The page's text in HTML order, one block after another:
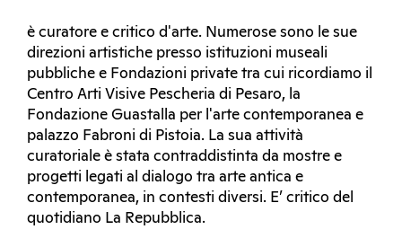
è curatore e critico d'arte. Numerose sono le sue
direzioni artistiche presso istituzioni museali
pubbliche e Fondazioni private tra cui ricordiamo il
Centro Arti Visive Pescheria di Pesaro, la
Fondazione Guastalla per l'arte contemporanea e
palazzo Fabroni di Pistoia. La sua attività
curatoriale è stata contraddistinta da mostre e
progetti legati al dialogo tra arte antica e
contemporanea, in contesti diversi. E’ critico del
quotidiano La Repubblica.